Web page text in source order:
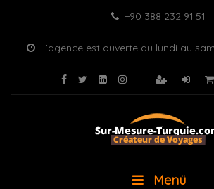
+90 388 232 91 51
L’agence est ouverte du lundi au
Menü